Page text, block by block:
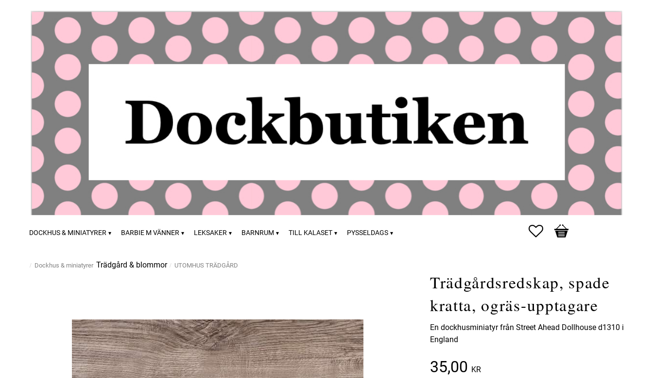
DOCKHUS & MINIATYRER BARBIE M VÄNNER LEKSAKER BARNRUM TILL KALASET PYSSELDAGS Favoriter
Kundvagn
Dockhus & miniatyrer Trädgård & blommor UTOMHUS TRÄDGÅRD
Trädgårdsredskap, spade
kratta, ogräs-upptagare
En dockhusminiatyr från Street Ahead Dollhouse d1310 i
England
35,00 KR